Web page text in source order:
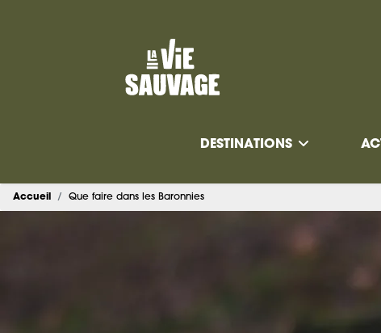
DESTINATIONS
Accueil Que faire dans les Baronnies